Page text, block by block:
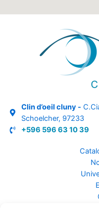
Clin d’oeil cluny -
Schoelcher, 97233
+596 596 63 10 39